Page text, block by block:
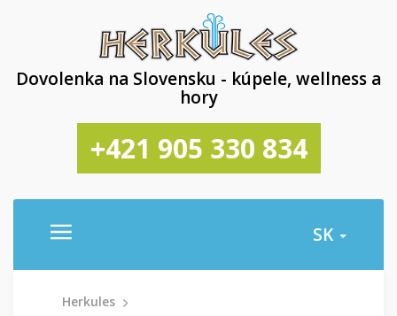
Dovolenka na Slovensku - kúpele, wellness a
hory
+421 905 330 834
SK
Herkules